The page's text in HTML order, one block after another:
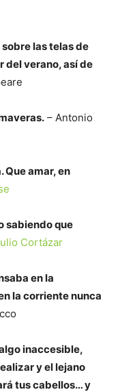
las telas de
del verano, así de
– Antonio
Que amar, en
sabiendo que
Cortázar
en la
la corriente nunca
inaccesible,
y el lejano
tus cabellos… y